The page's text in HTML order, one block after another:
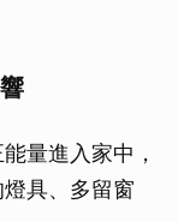
量進入家中，
具、多留窗